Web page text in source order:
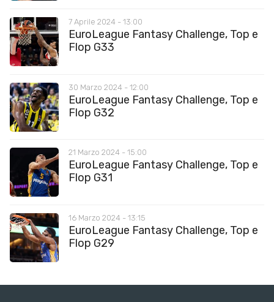
7 Aprile 2024 - 13:00
EuroLeague Fantasy Challenge, Top e
Flop G33
30 Marzo 2024 - 12:00
EuroLeague Fantasy Challenge, Top e
Flop G32
21 Marzo 2024 - 15:00
EuroLeague Fantasy Challenge, Top e
Flop G31
16 Marzo 2024 - 13:15
EuroLeague Fantasy Challenge, Top e
Flop G29